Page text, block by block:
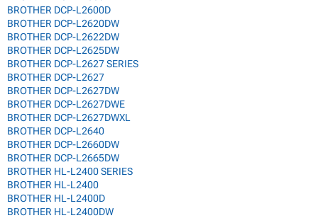
BROTHER DCP-L2600D
BROTHER DCP-L2620DW
BROTHER DCP-L2622DW
BROTHER DCP-L2625DW
BROTHER DCP-L2627 SERIES
BROTHER DCP-L2627
BROTHER DCP-L2627DW
BROTHER DCP-L2627DWE
BROTHER DCP-L2627DWXL
BROTHER DCP-L2640
BROTHER DCP-L2660DW
BROTHER DCP-L2665DW
BROTHER HL-L2400 SERIES
BROTHER HL-L2400
BROTHER HL-L2400D
BROTHER HL-L2400DW